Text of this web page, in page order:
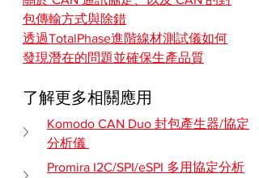
包傳輸方式與除錯
透過TotalPhase進階線材測試儀如何
發現潛在的問題並確保生產品質
了解更多相關應用
Komodo CAN Duo 封包產生器/協定
分析儀
Promira I2C/SPI/eSPI 多用協定分析